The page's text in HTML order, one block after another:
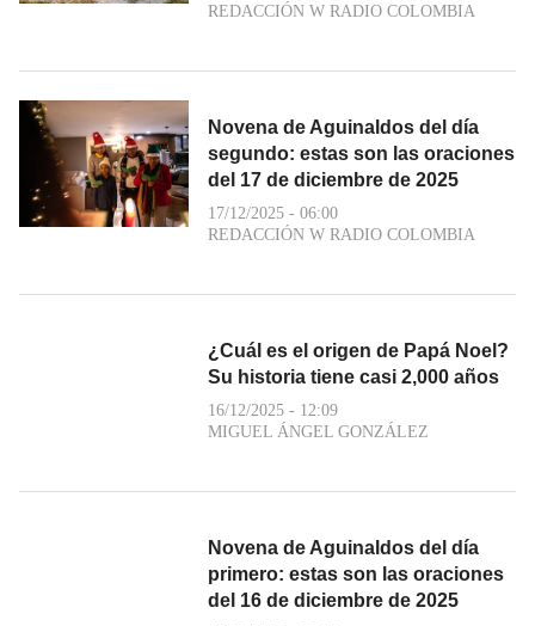
REDACCIÓN W RADIO COLOMBIA
Novena de Aguinaldos del día
segundo: estas son las oraciones
del 17 de diciembre de 2025
17/12/2025 - 06:00
REDACCIÓN W RADIO COLOMBIA
¿Cuál es el origen de Papá Noel?
Su historia tiene casi 2,000 años
16/12/2025 - 12:09
MIGUEL ÁNGEL GONZÁLEZ
Novena de Aguinaldos del día
primero: estas son las oraciones
del 16 de diciembre de 2025